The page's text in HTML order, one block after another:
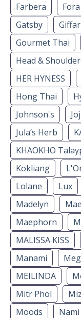
Farbera
Gatsby
Gourmet Thai
Head &
HER HYNESS
Hong Thai
Johnson's
Jula’s Herb
KHAOKHO
Kokliang
Lolane
Lux
Madelyn
Maephorn
MALISSA KISS
Manami
MEILINDA
Mitr Phol
Moods
Nami